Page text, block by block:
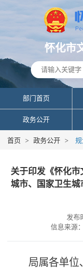
怀化市
部门首页
政务公开
首页 > 政务公开 > 规
关于印发《怀化市
城市、国家卫生
发布
信息来源
局属各单位、